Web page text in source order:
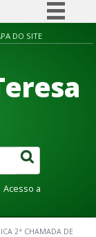
informação
DO SITE
Acesso a
2ª CHAMADA DE